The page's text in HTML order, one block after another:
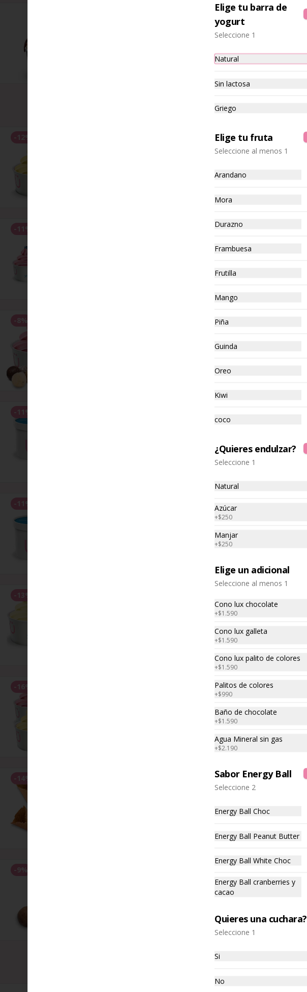
-12% -16%
-11 % -10%
-8% -18
-11 %
-11 % -
-13%
-16% -14%
-14% -11%
-9%
Elige tu barra de
yogurt
Seleccione 1
Natural
Sin lactosa
Griego
Elige tu fruta
Seleccione al menos 1
Arandano
Mora
Durazno
Frambuesa
Frutilla
Mango
Piña
Guinda
Oreo
Kiwi
coco
¿Quieres endulzar?
Seleccione 1
Natural
Azúcar
+$250
Manjar
+$250
Elige un adicional
Seleccione al menos 1
Cono lux chocolate
+$1.590
Cono lux galleta
+$1.590
Cono lux palito de colores
+$1.590
Palitos de colores
+$990
Baño de chocolate
+$1.590
Agua Mineral sin gas
+$2.190
Sabor Energy Ball
Seleccione 2
Energy Ball Choc
Energy Ball Peanut Butter
Energy Ball White Choc
Energy Ball cranberries y
cacao
Quieres una cuchara?
Seleccione 1
Si
No